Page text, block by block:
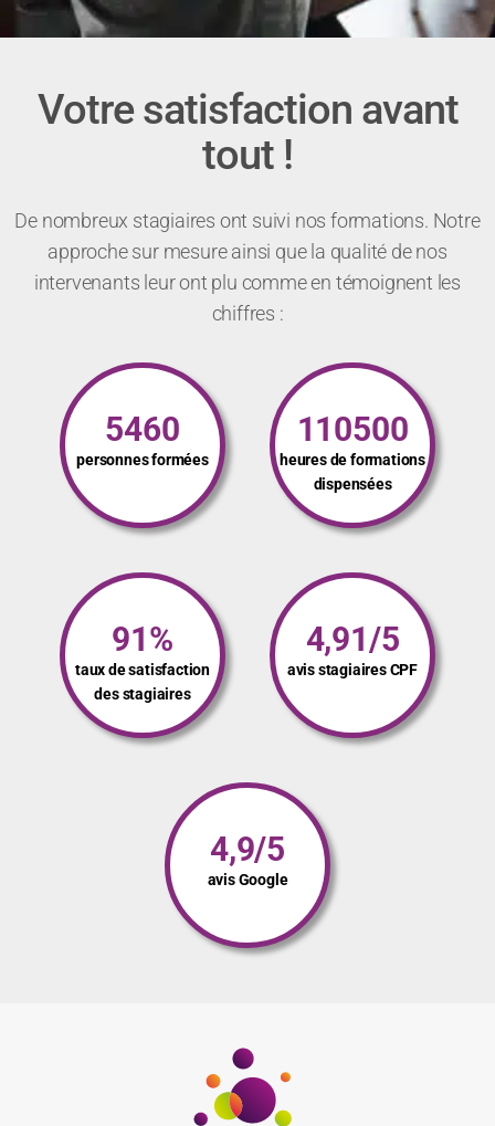
Votre satisfaction avant
tout !
De nombreux stagiaires ont suivi nos formations. Notre
approche sur mesure ainsi que la qualité de nos
intervenants leur ont plu comme en témoignent les
chiffres :
5460
personnes formées
110500
heures de formations
dispensées
91%
taux de satisfaction
des stagiaires
4,91/5
avis stagiaires CPF
4,9/5
avis Google